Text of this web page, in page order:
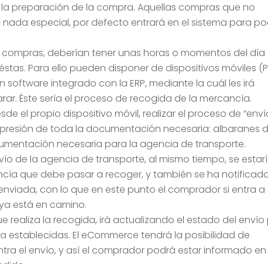
preparación de la compra. Aquellas compras que no
especial, por defecto entrará en el sistema para
deberían tener unas horas o momentos del día
Para ello pueden disponer de dispositivos móviles
software integrado con la ERP, mediante la cuál les irá
Éste sería el proceso de recogida de la mercancía.
el propio dispositivo móvil, realizar el proceso de
de toda la documentación necesaria: albaranes
necesaria para la agencia de transporte.
de la agencia de transporte, al mismo tiempo, se
que debe pasar a recoger, y también se ha
con lo que en este punto el comprador si entra a
está en camino.
realiza la recogida, irá actualizando el estado del envío
establecidas. El eCommerce tendrá la posibilidad de
el envío, y así el comprador podrá estar informado en